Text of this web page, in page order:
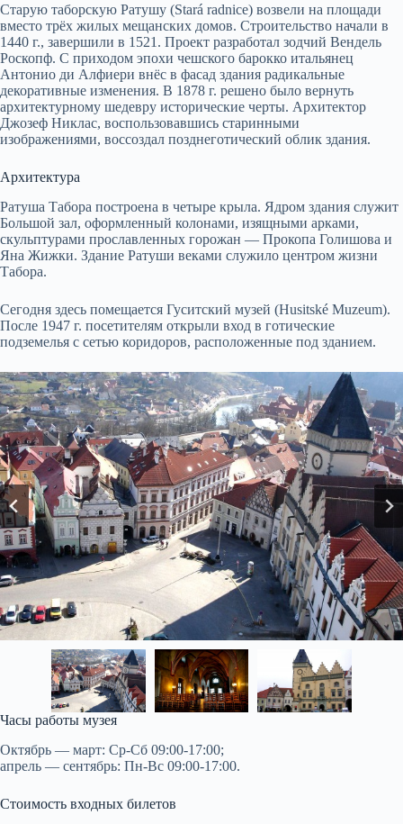
Старую таборскую Ратушу (Stará radnice) возвели на площади
вместо трёх жилых мещанских домов. Строительство начали в
1440 г., завершили в 1521. Проект разработал зодчий Вендель
Роскопф. С приходом эпохи чешского барокко итальянец
Антонио ди Алфиери внёс в фасад здания радикальные
декоративные изменения. В 1878 г. решено было вернуть
архитектурному шедевру исторические черты. Архитектор
Джозеф Никлас, воспользовавшись старинными
изображениями, воссоздал позднеготический облик здания.
Архитектура
Ратуша Табора построена в четыре крыла. Ядром здания служит
Большой зал, оформленный колонами, изящными арками,
скульптурами прославленных горожан — Прокопа Голишова и
Яна Жижки. Здание Ратуши веками служило центром жизни
Табора.
Сегодня здесь помещается Гуситский музей (Husitské Muzeum).
После 1947 г. посетителям открыли вход в готические
подземелья с сетью коридоров, расположенные под зданием.
Часы работы музея
Октябрь — март: Ср-Сб 09:00-17:00;
апрель — сентябрь: Пн-Вс 09:00-17:00.
Стоимость входных билетов